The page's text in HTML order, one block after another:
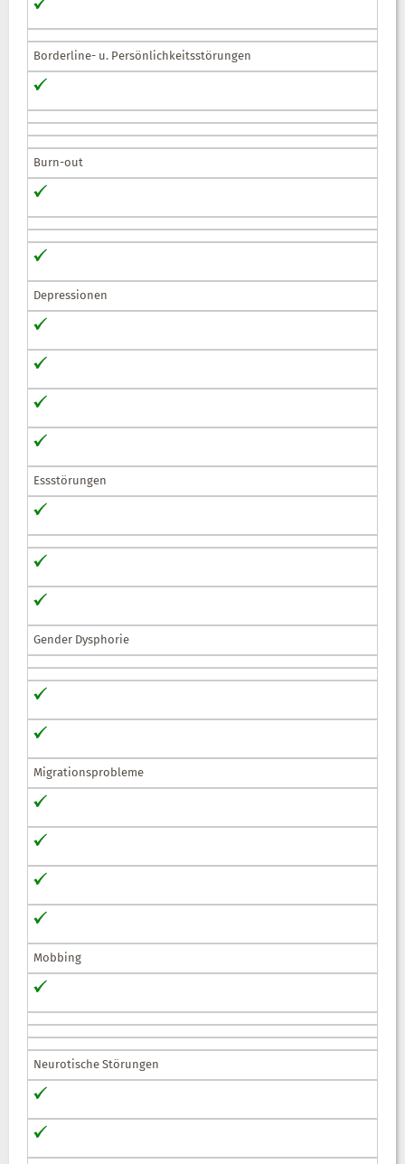
Borderline- u. Persönlichkeitsstörungen
Burn-out
Depressionen
Essstörungen
Gender Dysphorie
Migrationsprobleme
Mobbing
Neurotische Störungen